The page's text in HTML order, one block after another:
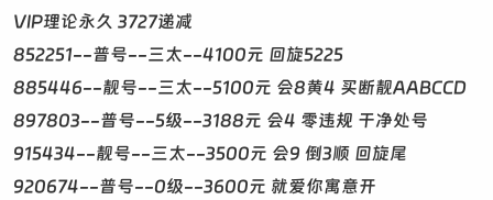
VIP理论永久 3727递减
852251--普号--三太--4100元 回旋5225
885446--靓号--三太--5100元 会8黄4 买断靓AABCCD
897803--普号--5级--3188元 会4 零违规 干净处号
915434--靓号--三太--3500元 会9 倒3顺 回旋尾
920674--普号--0级--3600元 就爱你寓意开